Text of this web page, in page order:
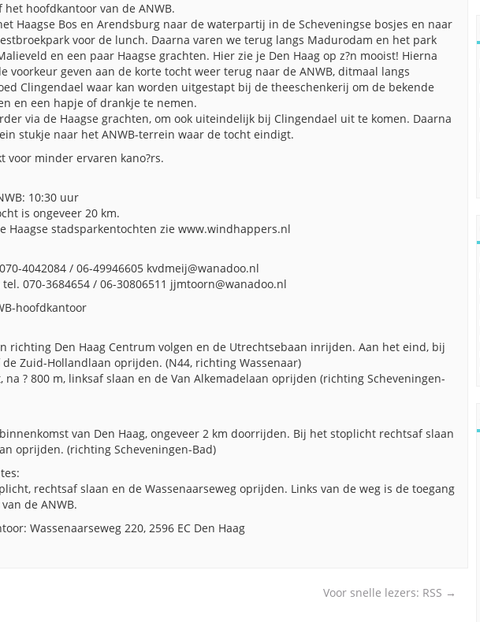
hoofdkantoor van de ANWB.
Haagse Bos en Arendsburg naar de waterpartij in de Scheveningse bosjes en naar
voor de lunch. Daarna varen we terug langs Madurodam en het park
en een paar Haagse grachten. Hier zie je Den Haag op z?n mooist! Hierna
voorkeur geven aan de korte tocht weer terug naar de ANWB, ditmaal langs
Clingendael waar kan worden uitgestapt bij de theeschenkerij om de bekende
en een hapje of drankje te nemen.
via de Haagse grachten, om ook uiteindelijk bij Clingendael uit te komen. Daarna
stukje naar het ANWB-terrein waar de tocht eindigt.
voor minder ervaren kano?rs.
10:30 uur
is ongeveer 20 km.
Haagse stadsparkentochten zie www.windhappers.nl
4042084 / 06-49946605 kvdmeij@wanadoo.nl
070-3684654 / 06-30806511 jjmtoorn@wanadoo.nl
hoofdkantoor
richting Den Haag Centrum volgen en de Utrechtsebaan inrijden. Aan het eind, bij
Zuid-Hollandlaan oprijden. (N44, richting Wassenaar)
? 800 m, linksaf slaan en de Van Alkemadelaan oprijden (richting Scheveningen-
van Den Haag, ongeveer 2 km doorrijden. Bij het stoplicht rechtsaf slaan
oprijden. (richting Scheveningen-Bad)
rechtsaf slaan en de Wassenaarseweg oprijden. Links van de weg is de toegang
de ANWB.
Wassenaarseweg 220, 2596 EC Den Haag
Voor snelle lezers: RSS →